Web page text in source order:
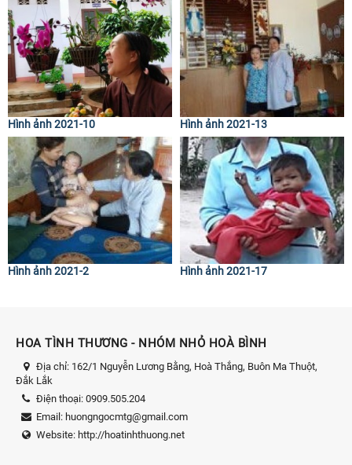
Hình ảnh 2021-10 Hình ảnh 2021-13
Hình ảnh 2021-2 Hình ảnh 2021-17
HOA TÌNH THƯƠNG - NHÓM NHỎ HOÀ BÌNH
Địa chỉ: 162/1 Nguyễn Lương Bằng, Hoà Thắng, Buôn Ma Thuột,
Đắk Lắk
Điện thoại: 0909.505.204
Email: huongngocmtg@gmail.com
Website: http://hoatinhthuong.net